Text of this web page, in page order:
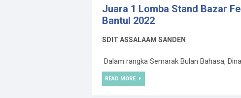
Juara 1 Lomba Stand Bazar
Bantul 2022
SDIT ASSALAAM SANDEN
Dalam rangka Semarak Bulan Bahasa,
READ MORE